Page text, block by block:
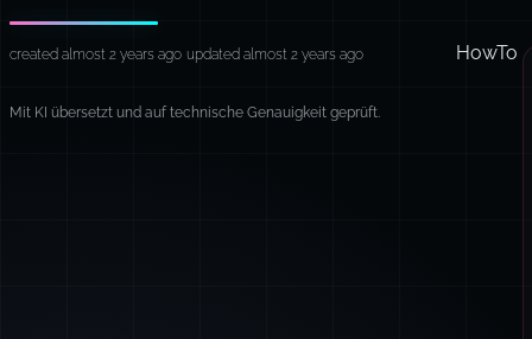
created almost 2 years ago updated almost 2 years ago HowTo
Mit KI übersetzt und auf technische Genauigkeit geprüft.